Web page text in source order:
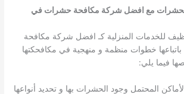
مع افضل شركة مكافحة حشرات في
للخدمات المنزلية كـ افضل شركة مكافحة
خطوات منظمة و منهجية في مكافحكتها
فيما يلي:
المحتمل وجود الحشرات بها و تحديد أنواعها